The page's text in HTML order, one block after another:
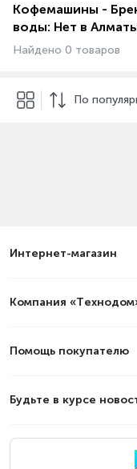
Кофемашины -
воды: Нет в
Найдено 0 товаров
По
Интернет-магазин
Компания
Помощь покупателю
Будьте в курсе